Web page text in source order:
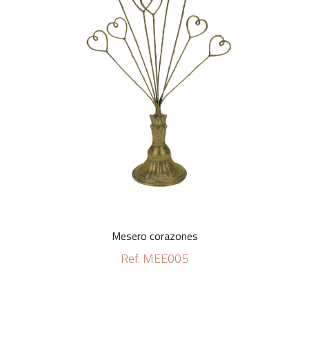
Mesero corazones
Ref. MEE005